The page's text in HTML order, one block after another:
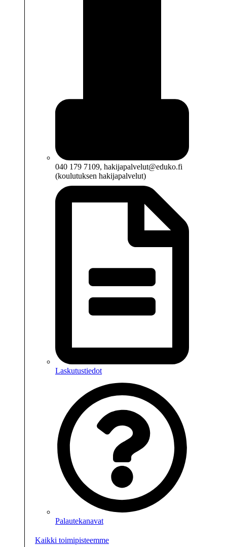
040 179 7109, hakijapalvelut@eduko.fi
(koulutuksen hakijapalvelut)
Laskutustiedot
Palautekanavat
Kaikki toimipisteemme